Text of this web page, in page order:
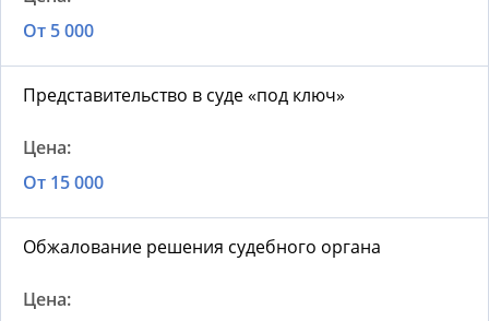
От 5 000
Представительство в суде «под ключ»
От 15 000
Обжалование решения судебного органа